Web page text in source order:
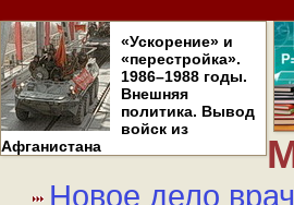
«Ускорение» и
«перестройка».
1986–1988 годы.
Внешняя
политика. Вывод
войск из
Афганистана
Новое дело